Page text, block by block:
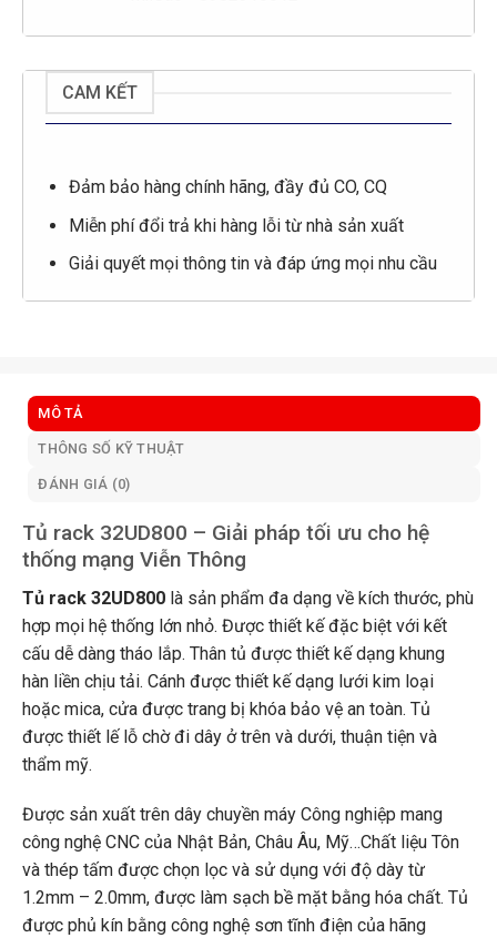
CAM KẾT
Đảm bảo hàng chính hãng, đầy đủ CO, CQ
Miễn phí đổi trả khi hàng lỗi từ nhà sản xuất
Giải quyết mọi thông tin và đáp ứng mọi nhu cầu
MÔ TẢ
THÔNG SỐ KỸ THUẬT
ĐÁNH GIÁ (0)
Tủ rack 32UD800 – Giải pháp tối ưu cho hệ
thống mạng Viễn Thông
Tủ rack 32UD800là sản phẩm đa dạng về kích thước, phù
hợp mọi hệ thống lớn nhỏ. Được thiết kế đặc biệt với kết
cấu dễ dàng tháo lắp. Thân tủ được thiết kế dạng khung
hàn liền chịu tải. Cánh được thiết kế dạng lưới kim loại
hoặc mica, cửa được trang bị khóa bảo vệ an toàn. Tủ
được thiết lế lỗ chờ đi dây ở trên và dưới, thuận tiện và
thẩm mỹ.
Được sản xuất trên dây chuyền máy Công nghiệp mang
công nghệ CNC của Nhật Bản, Châu Âu, Mỹ…Chất liệu Tôn
và thép tấm được chọn lọc và sử dụng với độ dày từ
1.2mm – 2.0mm, được làm sạch bề mặt bằng hóa chất. Tủ
được phủ kín bằng công nghệ sơn tĩnh điện của hãng